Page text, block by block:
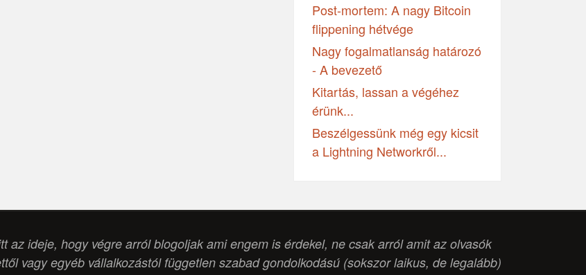
Post-mortem: A nagy Bitcoin
flippening hétvége
Nagy fogalmatlanság határozó
- A bevezető
Kitartás, lassan a végéhez
érünk...
Beszélgessünk még egy kicsit
a Lightning Networkről...
az ideje, hogy végre arról blogoljak ami engem is érdekel, ne csak arról amit az olvasók
vagy egyéb vállalkozástól független szabad gondolkodású (sokszor laikus, de legalább)